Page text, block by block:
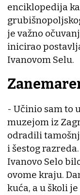
enciklopedija
je važno
inicirao
Ivanovom Selu.
- Učinio sam to
muzejom iz
odradili
i šestog
Ivanovo Selo
ovome kraju.
kuća, a u školi